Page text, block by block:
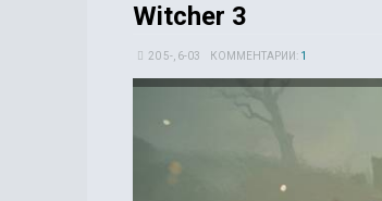
Witcher 3
20 5-, 6-03 КОММЕНТАРИИ: 1